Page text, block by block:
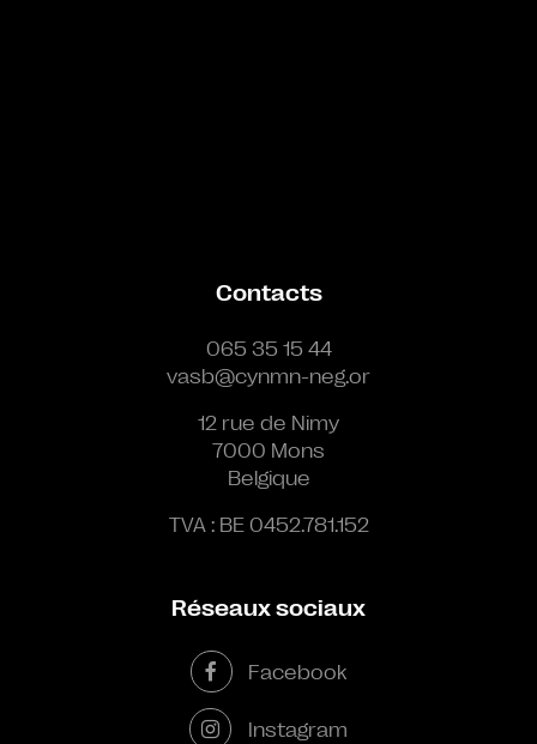
Contacts
065 35 15 44
vasb@cynmn-neg.or
12 rue de Nimy
7000 Mons
Belgique
TVA : BE 0452.781.152
Réseaux sociaux
Facebook
Instagram